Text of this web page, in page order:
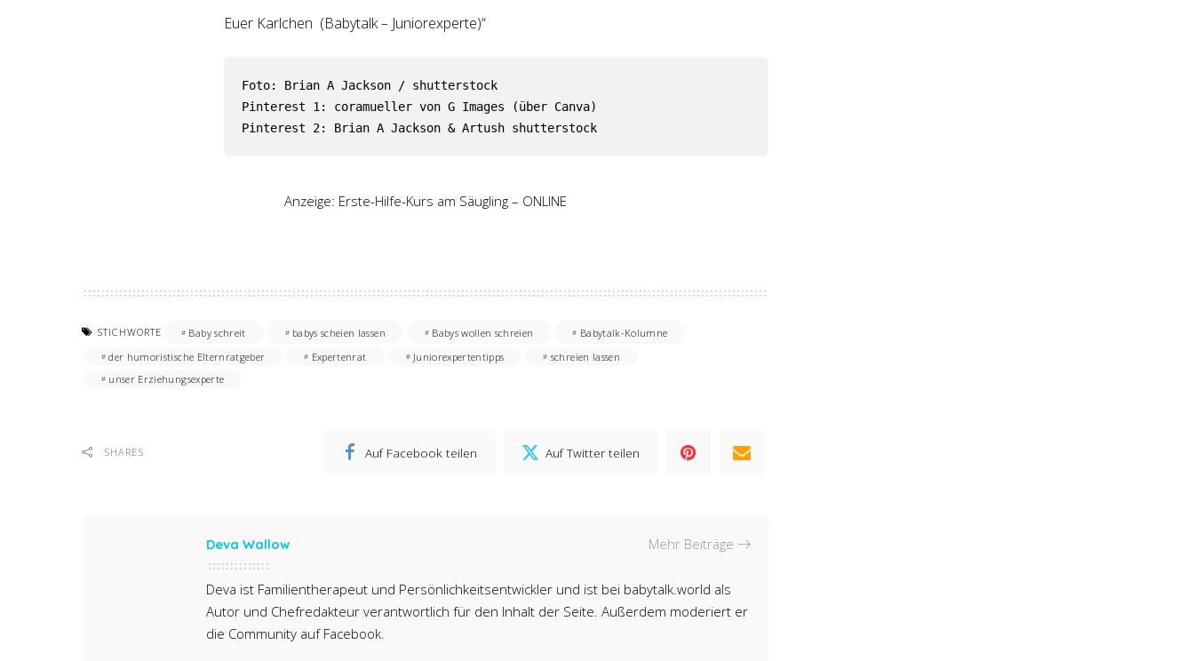
Euer Karlchen (Babytalk – Juniorexperte)“
Foto: Brian A Jackson / shutterstock
Pinterest 1: coramueller von G Images (über Canva)
Pinterest 2: Brian A Jackson & Artush shutterstock
Anzeige: Erste-Hilfe-Kurs am Säugling – ONLINE
STICHWORTE Baby schreit babys scheien lassen Babys wollen schreien
Babytalk-Kolumne
der humoristische Elternratgeber
Expertenrat Juniorexpertentipps
schreien lassen
unser Erziehungsexperte
SHARES Auf Facebook teilen Auf Twitter teilen
Deva Wallow Mehr Beiträge
Deva ist Familientherapeut und Persönlichkeitsentwickler und ist bei babytalk.world als
Autor und Chefredakteur verantwortlich für den Inhalt der Seite. Außerdem moderiert er
die Community auf Facebook.